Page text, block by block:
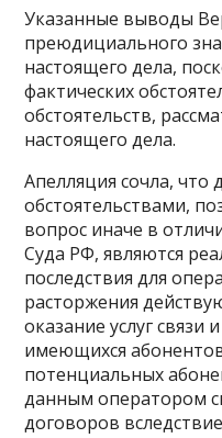
Указанные выводы
преюдициального
настоящего дела,
фактических
обстоятельств,
настоящего дела.
Апелляция сочла, что
обстоятельствами,
вопрос иначе в
Суда РФ, являются
последствия для
расторжения
оказание услуг связи
имеющихся
потенциальных
данным оператором
договоров